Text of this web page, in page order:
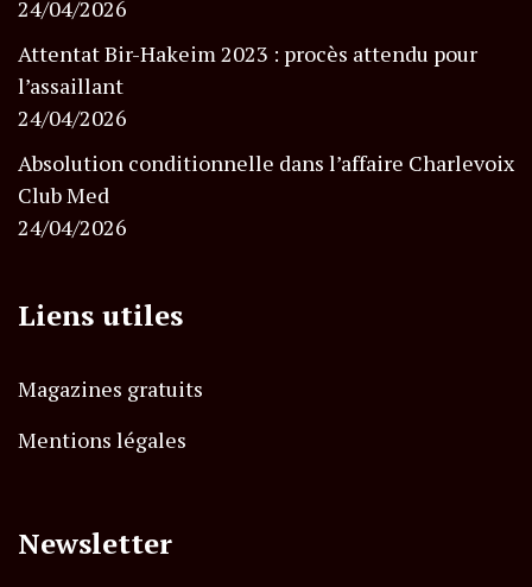
24/04/2026
Attentat Bir-Hakeim 2023 : procès attendu pour
l’assaillant
24/04/2026
Absolution conditionnelle dans l’affaire Charlevoix
Club Med
24/04/2026
Liens utiles
Magazines gratuits
Mentions légales
Newsletter